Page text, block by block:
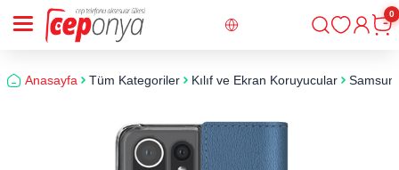
Giriş
0
Anasayfa Tüm Kategoriler Kılıf ve Ekran Koruyucular